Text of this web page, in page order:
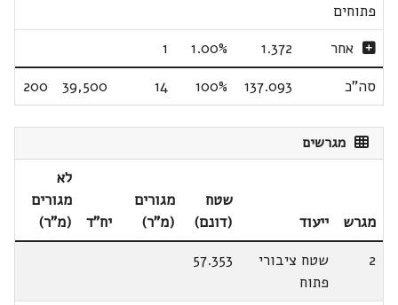
פתוחים
אחר 1.372
1.00%
1
סה"כ
137.093
100%
14
39,500
200
מגרשים
מגרש ייעוד
שטח
(דונם)
מגורים
(מ"ר)
יח"ד
לא
מגורים
(מ"ר)
2
שטח ציבורי
פתוח
57.353